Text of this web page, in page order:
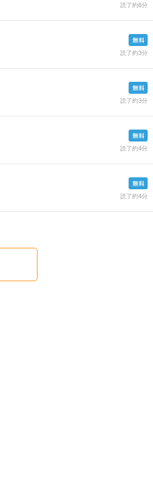
読了約6分
読了約3分
読了約3分
読了約4分
読了約4分